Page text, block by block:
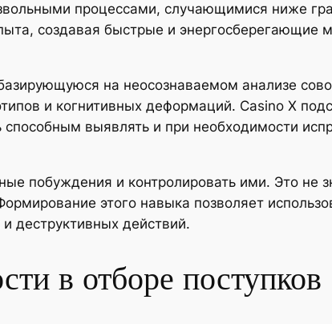
процессами, случающимися ниже
создавая быстрые и энергосберегающие
на неосознаваемом анализе
и когнитивных деформаций. Casino X
выявлять и при необходимости
побуждения и контролировать ими. Это не
этого навыка позволяет
деструктивных действий.
в отборе поступков